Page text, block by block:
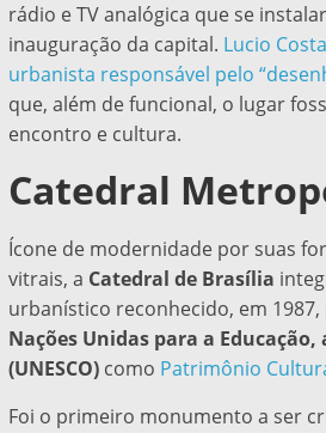
rádio e TV analógica que se
inauguração da capital. Lucio
urbanista responsável pelo
que, além de funcional, o lugar
encontro e cultura.
Catedral
Ícone de modernidade por suas
vitrais, a Catedral de Brasília
urbanístico reconhecido, em 1987,
Nações Unidas para a
(UNESCO)como Patrimônio
Foi o primeiro monumento a ser